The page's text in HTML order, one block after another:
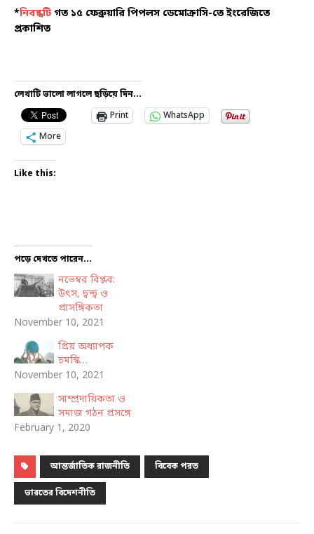
*নিবন্ধটি গত ১৫ ফেব্রুয়ারি পিপলস ডেমোক্রাসি-তে ইংরেজিতে
প্রকাশিত
লেখাটি ভালো লাগলে ছড়িয়ে দিন...
Print
WhatsApp
More
Like this:
পড়ে দেখতে পারেন...
নভেম্বর বিপ্লব:
উৎস, দ্বন্দ্ব ও
প্রাসঙ্গিকতা
November 10, 2021
প্রিয় অধ্যাপক
চমস্কি…
November 10, 2021
সাম্প্রদায়িকতা ও
সমাজ গঠন প্রসঙ্গে
February 1, 2020
আন্তর্জাতিক রাজনীতি বিবেক পরত
ভারতের বিদেশনীতি